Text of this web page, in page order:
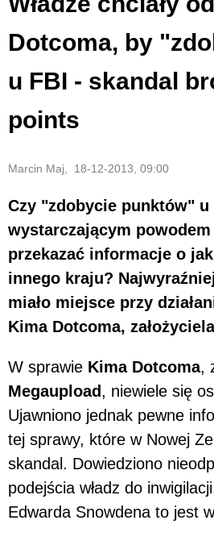
Dotcoma, by
u FBI - skandal
points
Marcin Maj, 18-12-2013, 09:00
Czy "zdobycie punktów"
wystarczającym powodem
przekazać informacje o
innego kraju?
miało miejsce przy
Kima Dotcoma,
W sprawie Kima Dotcoma,
Megaupload, niewiele się
Ujawniono jednak pewne
tej sprawy, które w Nowej
skandal. Dowiedziono
podejścia władz do
Edwarda Snowdena to jest